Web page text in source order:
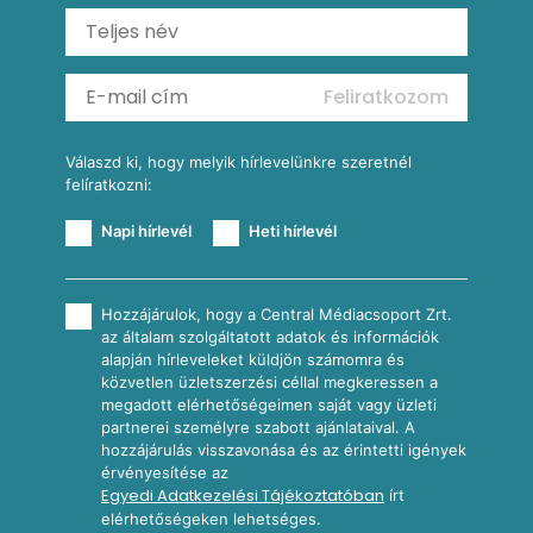
Ratatouille
Almás-kéksajtos kukoricasaláta
Köretek
Reggeli receptek
Feliratkozom
Válaszd ki, hogy melyik hírlevelünkre szeretnél
felíratkozni:
Napi hírlevél Heti hírlevél
Hozzájárulok, hogy a Central Médiacsoport Zrt.
az általam szolgáltatott adatok és információk
alapján hírleveleket küldjön számomra és
közvetlen üzletszerzési céllal megkeressen a
megadott elérhetőségeimen saját vagy üzleti
partnerei személyre szabott ajánlataival. A
hozzájárulás visszavonása és az érintetti igények
érvényesítése az
Egyedi Adatkezelési Tájékoztatóban írt
elérhetőségeken lehetséges.